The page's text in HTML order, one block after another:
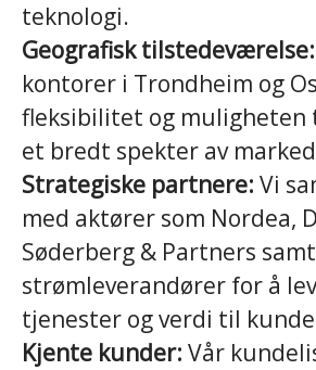
teknologi.
Geografisk tilstedeværelse:
kontorer i Trondheim og
fleksibilitet og muligheten
et bredt spekter av
Strategiske partnere: Vi
med aktører som Nordea,
Søderberg & Partners
strømleverandører for å
tjenester og verdi til
Kjente kunder: Vår